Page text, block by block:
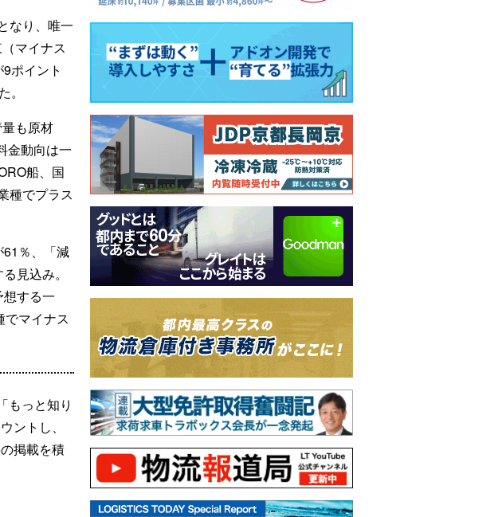
なり、唯一
マイナス
ポイント
も原材
金動向は一
船、国
種でプラス
％、「減
見込み。
する一
マイナス
もっと知り
ントし、
掲載を積